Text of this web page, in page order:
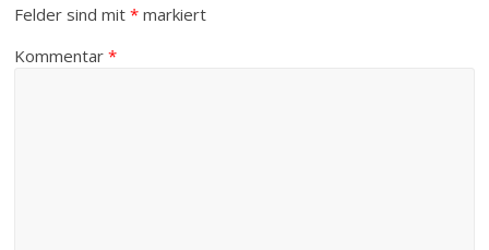
Felder sind mit* markiert
Kommentar*